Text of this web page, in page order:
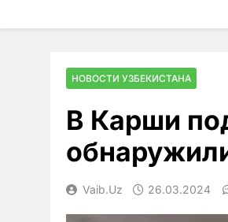
НОВОСТИ УЗБЕКИСТАНА
В Карши
Vaib.uz 26.03.2024